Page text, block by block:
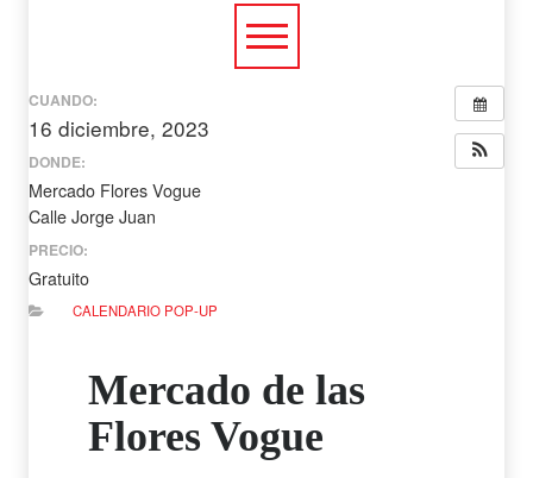
CUANDO:
16 diciembre, 2023
DONDE:
Mercado Flores Vogue
Calle Jorge Juan
PRECIO:
Gratuito
CALENDARIO POP-UP
Mercado de las
Flores Vogue